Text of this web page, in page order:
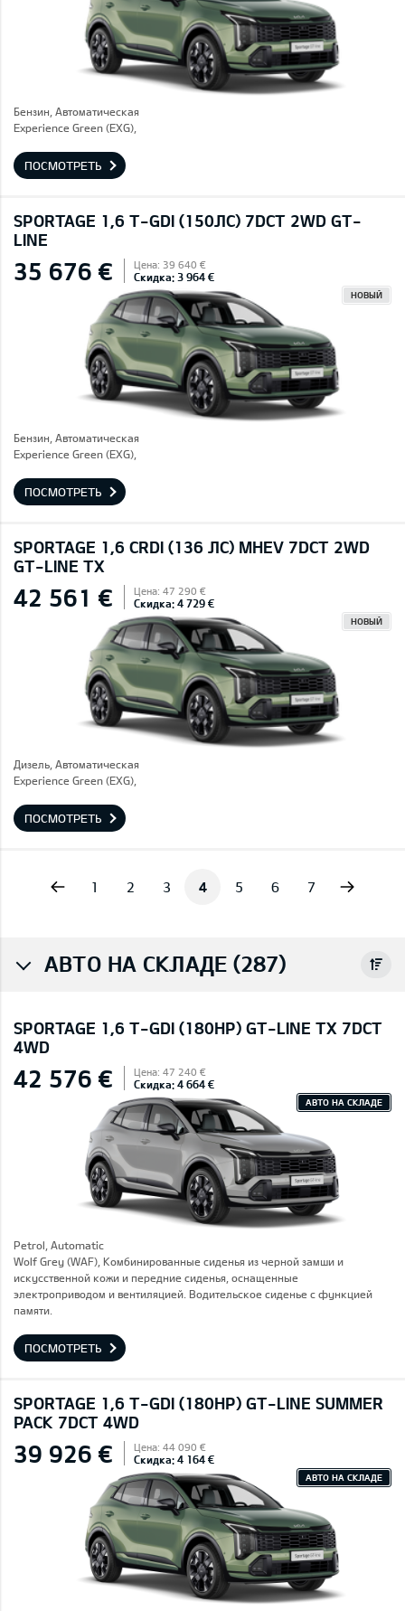
Бензин, Автоматическая
Experience Green (EXG),
ПОСМОТРЕТЬ
SPORTAGE 1,6 T-GDI (150ЛС) 7DCT 2WD GT-
LINE
35 676 € Цена: 39 640 €
Скидка: 3 964 €
НОВЫЙ
Бензин, Автоматическая
Experience Green (EXG),
ПОСМОТРЕТЬ
SPORTAGE 1,6 CRDI (136 ЛС) MHEV 7DCT 2WD
GT-LINE TX
42 561 € Цена: 47 290 €
Скидка: 4 729 €
НОВЫЙ
Дизель, Автоматическая
Experience Green (EXG),
ПОСМОТРЕТЬ
1 2 3 4 5 6 7
АВТО НА СКЛАДЕ (287)
SPORTAGE 1,6 T-GDI (180HP) GT-LINE TX 7DCT
4WD
42 576 € Цена: 47 240 €
Скидка: 4 664 €
АВТО НА СКЛАДЕ
Petrol, Automatic
Wolf Grey (WAF), Комбинированные сиденья из черной замши и
искусственной кожи и передние сиденья, оснащенные
электроприводом и вентиляцией. Водительское сиденье с функцией
памяти.
ПОСМОТРЕТЬ
SPORTAGE 1,6 T-GDI (180HP) GT-LINE SUMMER
PACK 7DCT 4WD
39 926 € Цена: 44 090 €
Скидка: 4 164 €
АВТО НА СКЛАДЕ